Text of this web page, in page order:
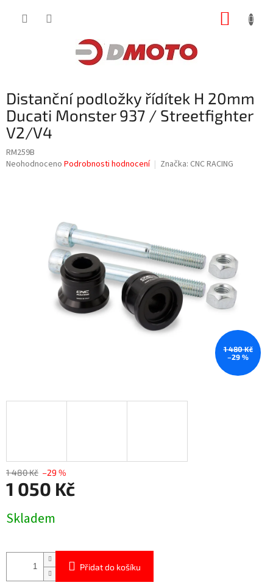
Distanční podložky řídítek H 20mm
Ducati Monster 937 / Streetfighter
V2/V4
RM259B
Průměrné
Neohodnoceno Podrobnosti hodnocení Značka: CNC RACING
1 480 Kč
–29 %
1 480 Kč –29 %
1 050 Kč
cena:
Skladem
Přidat do košíku